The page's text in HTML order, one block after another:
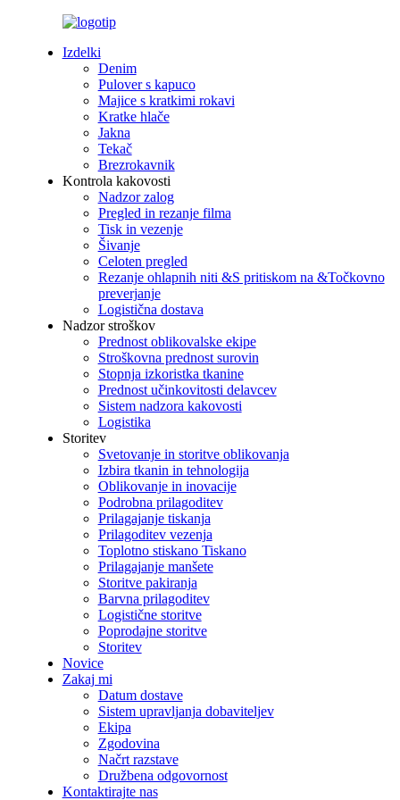
Izdelki
Denim
Pulover s kapuco
Majice s kratkimi rokavi
Kratke hlače
Jakna
Tekač
Brezrokavnik
Kontrola kakovosti
Nadzor zalog
Pregled in rezanje filma
Tisk in vezenje
Šivanje
Celoten pregled
Rezanje ohlapnih niti &S pritiskom na &Točkovno
preverjanje
Logistična dostava
Nadzor stroškov
Prednost oblikovalske ekipe
Stroškovna prednost surovin
Stopnja izkoristka tkanine
Prednost učinkovitosti delavcev
Sistem nadzora kakovosti
Logistika
Storitev
Svetovanje in storitve oblikovanja
Izbira tkanin in tehnologija
Oblikovanje in inovacije
Podrobna prilagoditev
Prilagajanje tiskanja
Prilagoditev vezenja
Toplotno stiskano Tiskano
Prilagajanje manšete
Storitve pakiranja
Barvna prilagoditev
Logistične storitve
Poprodajne storitve
Storitev
Novice
Zakaj mi
Datum dostave
Sistem upravljanja dobaviteljev
Ekipa
Zgodovina
Načrt razstave
Družbena odgovornost
Kontaktirajte nas